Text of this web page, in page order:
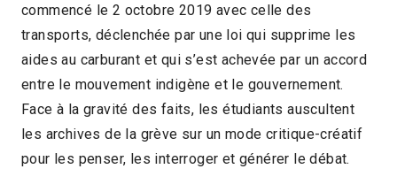
Artes del Ecuador Miguel Alfonso Bouhaben
Équateur
2020
20min
2020 > Cinémas du temps présent
2020 > Séances spéciales
commencé le 2 octobre 2019 avec celle des
transports, déclenchée par une loi qui supprime les
aides au carburant et qui s’est achevée par un accord
entre le mouvement indigène et le gouvernement.
Face à la gravité des faits, les étudiants auscultent
les archives de la grève sur un mode critique-créatif
pour les penser, les interroger et générer le débat.